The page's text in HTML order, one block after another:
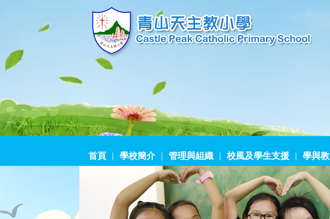
首頁 學校簡介 管理與組織 校風及學生支援 學與教